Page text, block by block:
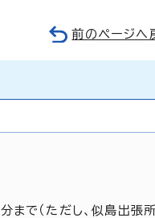
前のページへ
で（ただし、似島出張